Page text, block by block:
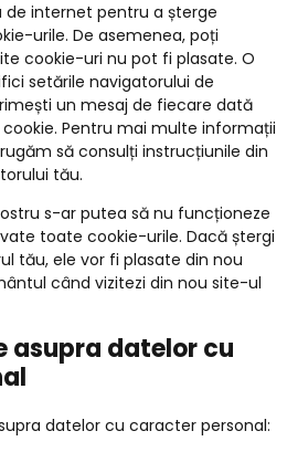
de internet pentru a șterge
urile. De asemenea, poți
cookie-uri nu pot fi plasate. O
setările navigatorului de
un mesaj de fiecare dată
Pentru mai multe informații
să consulți instrucțiunile din
tău.
s-ar putea să nu funcționeze
toate cookie-urile. Dacă ștergi
tău, ele vor fi plasate din nou
când vizitezi din nou site-ul
asupra datelor cu
datelor cu caracter personal: